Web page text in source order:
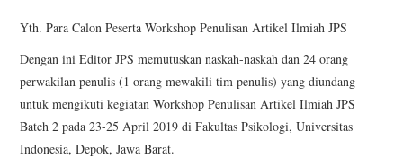
Yth. Para Calon Peserta Workshop Penulisan Artikel Ilmiah JPS
Dengan ini Editor JPS memutuskan naskah-naskah dan 24 orang
perwakilan penulis (1 orang mewakili tim penulis) yang diundang
untuk mengikuti kegiatan Workshop Penulisan Artikel Ilmiah JPS
Batch 2 pada 23-25 April 2019 di Fakultas Psikologi, Universitas
Indonesia, Depok, Jawa Barat.